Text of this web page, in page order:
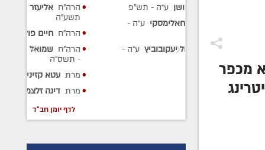
מכפר
ע״ה
הרה"ח אליעזר דניאל מיירס ע״ה-
ע״ה- תשע"ג
הרה"ח
שמואל תנחום שוחאט ע״ה
- תשנ"ו
- תשנ"ו
לדף יומן חב"ד